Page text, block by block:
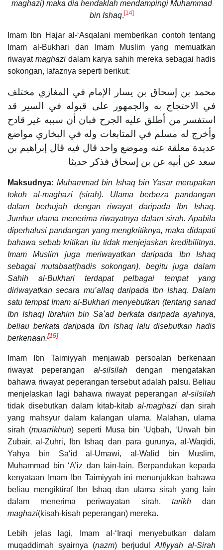
maghazi) maka dia hendaklah mendampingi Muhammad
bin Ishaq.[14]
Imam Ibn Hajar al-‘Asqalani memberikan contoh tentang
Imam al-Bukhari dan Imam Muslim yang memuatkan
riwayat maghazi dalam karya sahih mereka sebagai hadis
sokongan, lafaznya seperti berikut:
محمد بن إسحاق بن يسار الإمام في المغازي مختلف
في الاحتجاج به والجمهور على قبوله في السير قد
استفسر من أطلق عليه الجرح فبان أن سببه غير قادح
وأخرج له مسلم في المتابعات وله في البخاري مواضع
عديدة معلقة عنه وموضع واحد قال فيه قال إبراهيم بن
سعد عن أبيه عن بن إسحاق فذكر حديثا
Maksudnya:Muhammad bin Ishaq bin Yasar merupakan
tokoh al-maghazi (sirah). Ulama berbeza pandangan
dalam berhujah dengan riwayat daripada Ibn Ishaq.
Jumhur ulama menerima riwayatnya dalam sirah. Apabila
diperhalusi pandangan yang mengkritiknya, maka didapati
bahawa sebab kritikan itu tidak menjejaskan kredibilitnya.
Imam Muslim juga meriwayatkan daripada Ibn Ishaq
sebagai mutabaat(hadis sokongan), begitu juga dalam
Sahih al-Bukhari terdapat pelbagai tempat yang
diriwayatkan secara mu’allaq daripada Ibn Ishaq. Dalam
satu tempat Imam al-Bukhari menyebutkan (tentang sanad
Ibn Ishaq) Ibrahim bin Saʻad berkata daripada ayahnya,
beliau berkata daripada Ibn Ishaq lalu disebutkan hadis
berkenaan.[15]
Imam Ibn Taimiyyah menjawab persoalan berkenaan
riwayat peperangan al-silsilahdengan mengatakan
bahawa riwayat peperangan tersebut adalah palsu. Beliau
menjelaskan lagi bahawa riwayat peperangan al-silsilah
tidak disebutkan dalam kitab-kitab al-maghazi dan sirah
yang mahsyur dalam kalangan ulama. Malahan, ulama
sirah (muarrikhun) seperti Musa bin ‘Uqbah, ‘Urwah bin
Zubair, al-Zuhri, Ibn Ishaq dan para gurunya, al-Waqidi,
Yahya bin Saʻid al-Umawi, al-Walid bin Muslim,
Muhammad bin ‘A’iz dan lain-lain. Berpandukan kepada
kenyataan Imam Ibn Taimiyyah ini menunjukkan bahawa
beliau mengiktiraf Ibn Ishaq dan ulama sirah yang lain
dalam menerima periwayatan sirah, tarikhdan
maghazi(kisah-kisah peperangan) mereka.
Lebih jelas lagi, Imam al-‘Iraqi menyebutkan dalam
muqaddimah syairnya (nazm) berjudul Alfiyyah al-Sirah